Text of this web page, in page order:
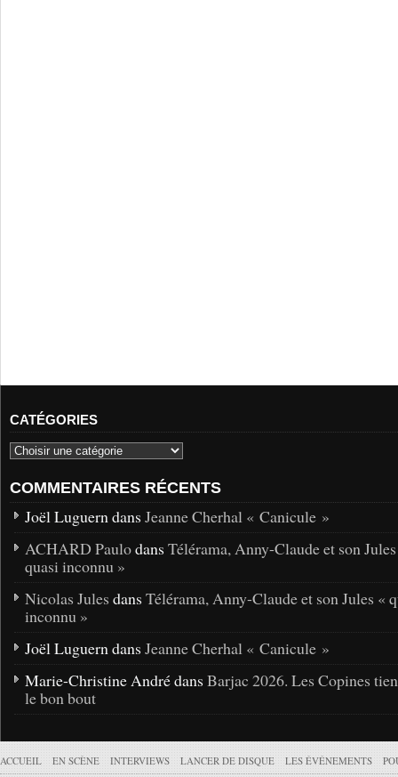
CATÉGORIES
COMMENTAIRES RÉCENTS
Joël Luguern dans Jeanne Cherhal « Canicule »
ACHARD Paulodans Télérama, Anny-Claude et son
quasi inconnu »
Nicolas Jules dans Télérama, Anny-Claude et son Jules «
inconnu »
Joël Luguern dans Jeanne Cherhal « Canicule »
Marie-Christine André dans Barjac 2026. Les Copines
le bon bout
ACCUEIL EN SCÈNE INTERVIEWS LANCER DE DISQUE LES ÉVÉNEMENTS